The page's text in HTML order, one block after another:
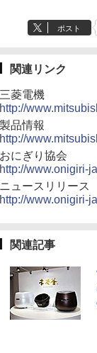
ポスト
関連リンク
三菱電機
http://
製品情報
http://
おにぎり協会
http://www.onigiri-
ニュースリリース
http://www.onigiri-
関連記事